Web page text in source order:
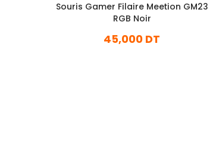
Souris Gamer Filaire Meetion GM23
RGB Noir
45,000 DT